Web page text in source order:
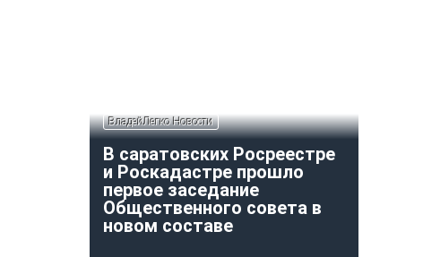
ВладейЛегко Новости
В саратовских Росреестре
и Роскадастре прошло
первое заседание
Общественного совета в
новом составе